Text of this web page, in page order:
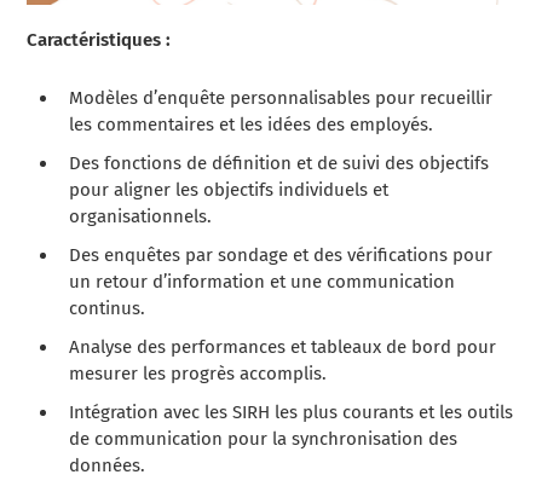
Caractéristiques :
Modèles d’enquête personnalisables pour recueillir
les commentaires et les idées des employés.
Des fonctions de définition et de suivi des objectifs
pour aligner les objectifs individuels et
organisationnels.
Des enquêtes par sondage et des vérifications pour
un retour d’information et une communication
continus.
Analyse des performances et tableaux de bord pour
mesurer les progrès accomplis.
Intégration avec les SIRH les plus courants et les outils
de communication pour la synchronisation des
données.